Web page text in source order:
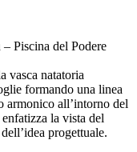
Piscina del Podere
vasca natatoria
formando una linea
armonico all’intorno del
la vista del
progettuale.